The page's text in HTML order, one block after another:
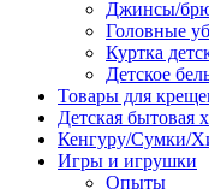
Джинсы/
Головные
Куртка
Детское
Товары для
Детская бытовая
Кенгуру/Сумки/
Игры и игрушки
Опыты